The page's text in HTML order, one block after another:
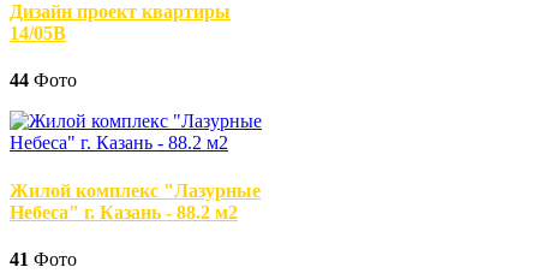
Дизайн проект квартиры
14/05В
44 Фото
Жилой комплекс "Лазурные
Небеса" г. Казань - 88.2 м2
41 Фото